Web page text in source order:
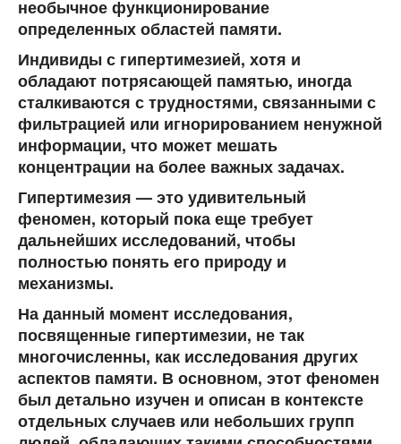
необычное функционирование
определенных областей памяти.
Индивиды с гипертимезией, хотя и
обладают потрясающей памятью, иногда
сталкиваются с трудностями, связанными с
фильтрацией или игнорированием ненужной
информации, что может мешать
концентрации на более важных задачах.
Гипертимезия— это удивительный
феномен, который пока еще требует
дальнейших исследований, чтобы
полностью понять его природу и
механизмы.
На данный момент исследования,
посвященные гипертимезии, не так
многочисленны, как исследования других
аспектов памяти. В основном, этот феномен
был детально изучен и описан в контексте
отдельных случаев или небольших групп